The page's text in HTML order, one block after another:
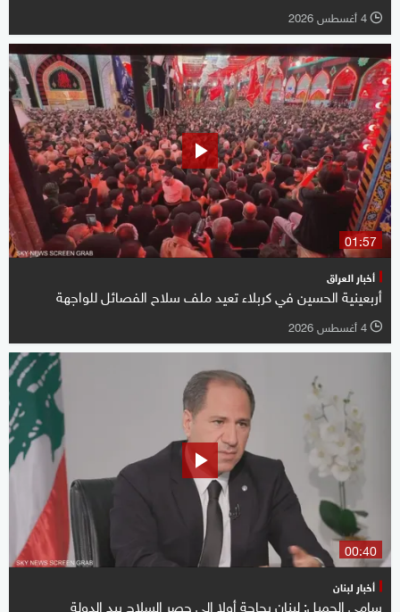
l 4 أغسطس 2026
01:57
أخبار العراق
أربعينية الحسين في كربلاء تعيد ملف سلاح الفصائل للواجهة
l 4 أغسطس 2026
00:40
أخبار لبنان
سامي الجميل: لبنان بحاجة أولا إلى حصر السلاح بيد الدولة